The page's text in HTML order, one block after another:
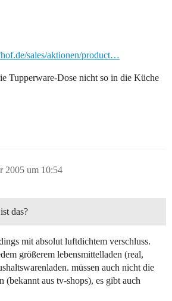
sales/aktionen/product…
Tupperware-Dose nicht so in die Küche
2005 um 10:54
das?
mit absolut luftdichtem verschluss.
größerem lebensmittelladen (real,
müssen auch nicht die
(bekannt aus tv-shops), es gibt auch